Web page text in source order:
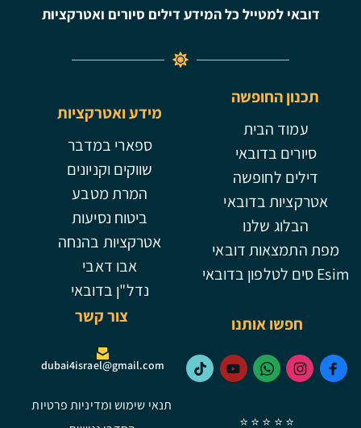
דובאי למטייל כל המידע דילים סיורים ואטרקציות
תכנון החופשה
עמוד הבית
סיורים בדובאי
דילים לחופשה
אטרקציות בדובאי
הבלוג שלנו
מפת התמצאות דובאי
Esim סים לטלפון בדובאי
מידע ואטרקציות
ספארי במדבר
שווקים וקניונים
המרת מטבע
ביטוח נסיעות
אטרקציות בהנחה
אבו דאבי
נדל"ן בדובאי
חפשו אותנו
⭐ ⭐ ⭐ ⭐ ⭐
צור קשר
dubai4israel@gmail.com
תנאי שימוש ומדיניות פרטיות